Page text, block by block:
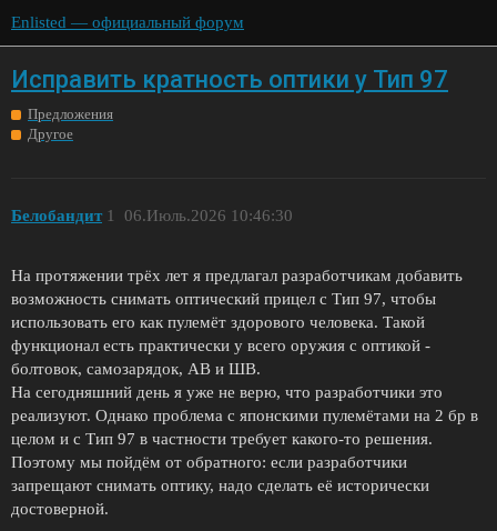
Enlisted — официальный форум
Исправить кратность оптики у Тип 97
Предложения
Другое
Белобандит 06.Июль.2026 10:46:30
1
На протяжении трёх лет я предлагал разработчикам добавить
возможность снимать оптический прицел с Тип 97, чтобы
использовать его как пулемёт здорового человека. Такой
функционал есть практически у всего оружия с оптикой -
болтовок, самозарядок, АВ и ШВ.
На сегодняшний день я уже не верю, что разработчики это
реализуют. Однако проблема с японскими пулемётами на 2 бр в
целом и с Тип 97 в частности требует какого-то решения.
Поэтому мы пойдём от обратного: если разработчики
запрещают снимать оптику, надо сделать её исторически
достоверной.